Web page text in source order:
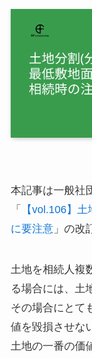
本記事は一般社
「
【vol.106】
に要注意」の改
土地を相続人複
る場合には、土
その場合にとて
値を毀損させな
土地の一番の価